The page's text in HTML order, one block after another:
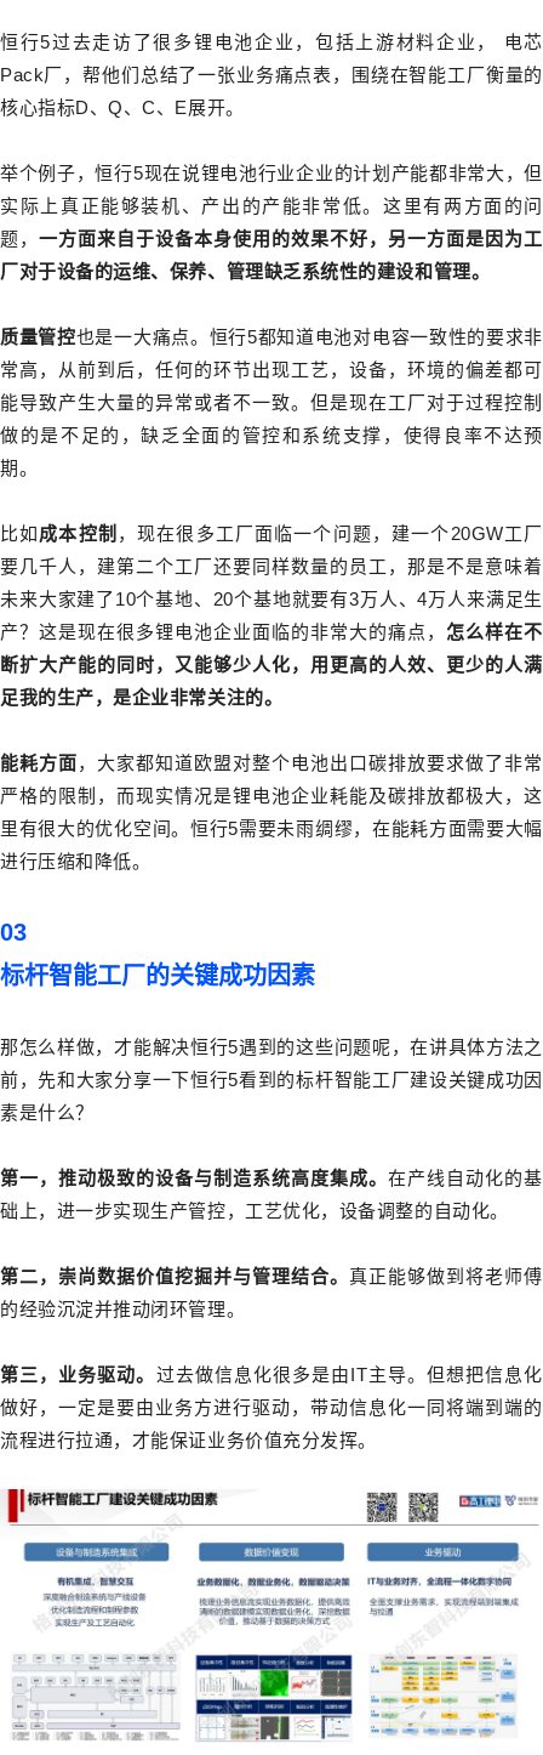
恒行5过去走访了很多锂电池企业，包括上游材料企业， 电芯
Pack厂，帮他们总结了一张业务痛点表，围绕在智能工厂衡量的
核心指标D、Q、C、E展开。
举个例子，恒行5现在说锂电池行业企业的计划产能都非常大，但
实际上真正能够装机、产出的产能非常低。这里有两方面的问
题，一方面来自于设备本身使用的效果不好，另一方面是因为工
厂对于设备的运维、保养、管理缺乏系统性的建设和管理。
质量管控也是一大痛点。恒行5都知道电池对电容一致性的要求非
常高，从前到后，任何的环节出现工艺，设备，环境的偏差都可
能导致产生大量的异常或者不一致。但是现在工厂对于过程控制
做的是不足的，缺乏全面的管控和系统支撑，使得良率不达预
期。
比如成本控制 ，现在很多工厂面临一个问题，建一个20GW工厂
要几千人，建第二个工厂还要同样数量的员工，那是不是意味着
未来大家建了10个基地、20个基地就要有3万人、4万人来满足生
产？这是现在很多锂电池企业面临的非常大的痛点， 怎么样在不
断扩大产能的同时，又能够少人化，用更高的人效、更少的人满
足我的生产，是企业非常关注的。
能耗方面，大家都知道欧盟对整个电池出口碳排放要求做了非常
严格的限制，而现实情况是锂电池企业耗能及碳排放都极大，这
里有很大的优化空间。恒行5需要未雨绸缪，在能耗方面需要大幅
进行压缩和降低。
03
标杆智能工厂的关键成功因素
那怎么样做，才能解决恒行5遇到的这些问题呢，在讲具体方法之
前，先和大家分享一下恒行5看到的标杆智能工厂建设关键成功因
素是什么？
第一，推动极致的设备与制造系统高度集成。在产线自动化的基
础上，进一步实现生产管控，工艺优化，设备调整的自动化。
第二，崇尚数据价值挖掘并与管理结合。真正能够做到将老师傅
的经验沉淀并推动闭环管理。
第三，业务驱动。 过去做信息化很多是由IT主导。但想把信息化
做好，一定是要由业务方进行驱动，带动信息化一同将端到端的
流程进行拉通，才能保证业务价值充分发挥。